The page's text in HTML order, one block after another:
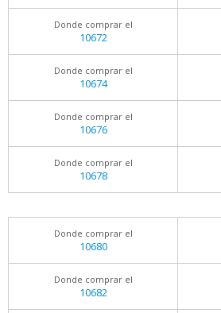
Donde comprar el
10672
Donde comprar el
10674
Donde comprar el
10676
Donde comprar el
10678
Donde comprar el
10680
Donde comprar el
10682